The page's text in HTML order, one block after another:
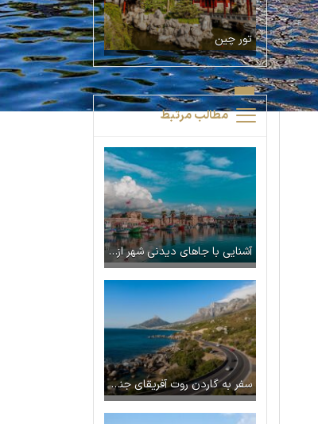
تور چین
مطالب مرتبط
آشنایی با جاهای دیدنی شهر ازمیر در ترکیه (آدرس + عکس)
سفر به گاردن روت آفریقای جنوبی با ستاره ونک | راهنمای جامع